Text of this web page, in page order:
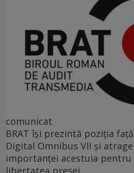
comunicat
BRAT își prezintă poziția
Digital Omnibus VII și
importanței acestuia
libertatea presei